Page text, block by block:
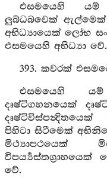
එසමයෙහි යම්
ලුබ්ධබවෙක්
අභිධ්‍යායෙක් ලෝභ
එසමයෙහි අභිධ්‍යා වේ.
393. කවරක්
එසමයෙහි යම්
දෘෂ්ටිගහනයෙක්
පිහිටා සිටීමෙක්
මිථ්‍යාපථයෙක්
වේ.